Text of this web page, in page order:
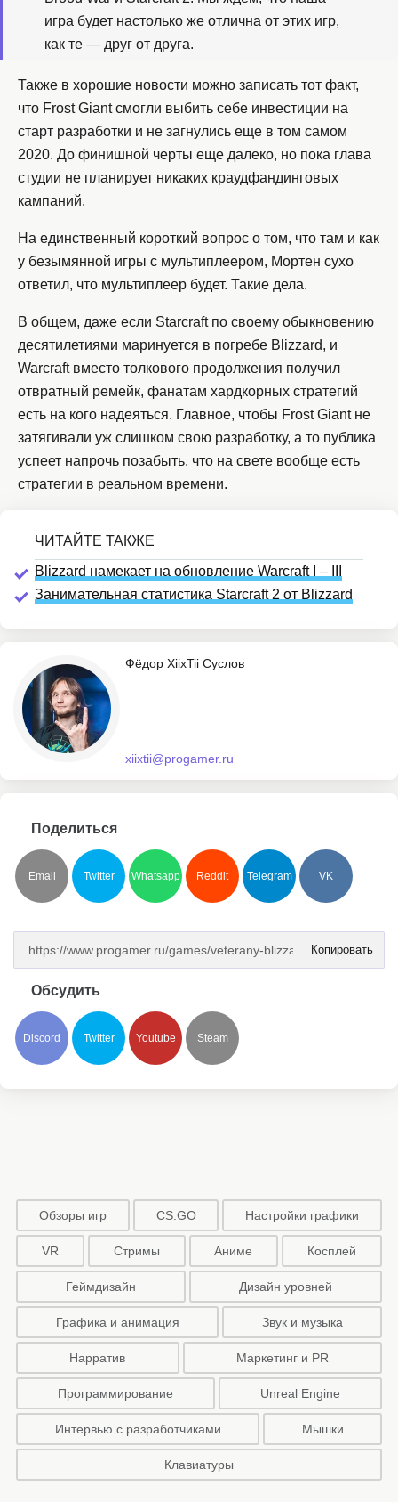
игра будет настолько же отлична от этих игр,
как те — друг от друга.
Также в хорошие новости можно записать тот факт,
что Frost Giant смогли выбить себе инвестиции на
старт разработки и не загнулись еще в том самом
2020. До финишной черты еще далеко, но пока глава
студии не планирует никаких краудфандинговых
кампаний.
На единственный короткий вопрос о том, что там и как
у безымянной игры с мультиплеером, Мортен сухо
ответил, что мультиплеер будет. Такие дела.
В общем, даже если Starcraft по своему обыкновению
десятилетиями маринуется в погребе Blizzard, и
Warcraft вместо толкового продолжения получил
отвратный ремейк, фанатам хардкорных стратегий
есть на кого надеяться. Главное, чтобы Frost Giant не
затягивали уж слишком свою разработку, а то публика
успеет напрочь позабыть, что на свете вообще есть
стратегии в реальном времени.
Blizzard намекает на обновление Warcraft I – III
Занимательная статистика Starcraft 2 от Blizzard
Фёдор XiixTii Суслов
xiixtii@progamer.ru
Поделиться
Email Twitter Whatsapp Reddit Telegram VK
Копировать
Обсудить
Discord Twitter Youtube Steam
Обзоры игр CS:GO Настройки графики
VR Стримы Аниме Косплей
Геймдизайн Дизайн уровней
Графика и анимация Звук и музыка
Нарратив Маркетинг и PR
Программирование Unreal Engine
Интервью с разработчиками Мышки
Клавиатуры